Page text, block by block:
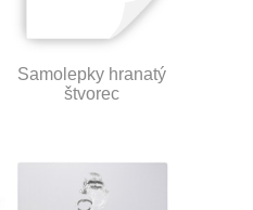
Samolepky hranatý
štvorec